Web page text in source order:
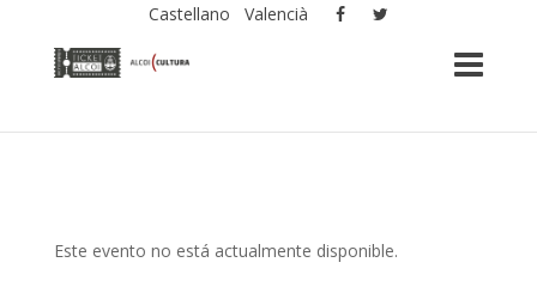
Castellano Valencià
Este evento no está actualmente disponible.